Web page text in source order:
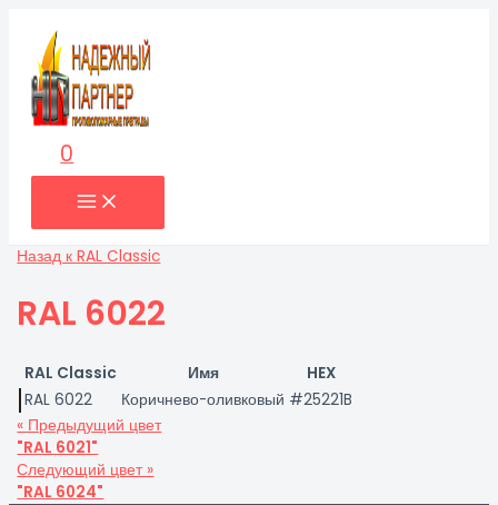
0
Назад к RAL Classic
RAL 6022
RAL Classic Имя
HEX
RAL 6022
Коричнево-оливковый #25221B
« Предыдущий цвет
"RAL 6021"
Следующий цвет »
"RAL 6024"